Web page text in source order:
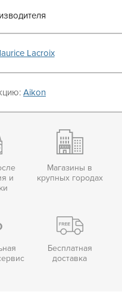
Lacroix
Aikon
и
Магазины в
крупных городах
Бесплатная
доставка